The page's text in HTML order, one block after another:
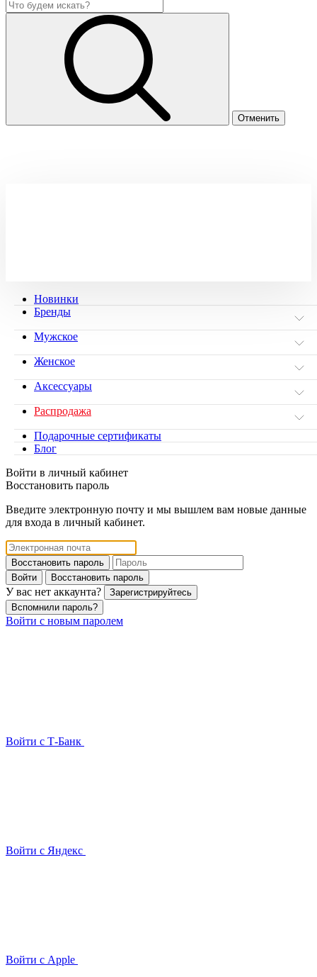
Новинки
Бренды
Мужское
Женское
Аксессуары
Распродажа
Подарочные сертификаты
Блог
Войти в личный кабинет
Восстановить пароль
Введите электронную почту и мы вышлем вам новые данные
для входа в личный кабинет.
Восстановить пароль
Войти
Восстановить пароль
У вас нет аккаунта?
Зарегистрируйтесь
Вспомнили пароль?
Войти с новым паролем
Войти с Т-Банк
Войти с Яндекс
Войти с Apple